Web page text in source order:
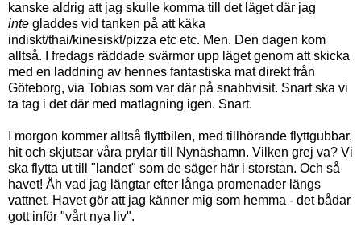
kanske aldrig att jag skulle komma till det läget där jag
inte gladdes vid tanken på att käka
indiskt/thai/kinesiskt/pizza etc etc. Men. Den dagen kom
alltså. I fredags räddade svärmor upp läget genom att skicka
med en laddning av hennes fantastiska mat direkt från
Göteborg, via Tobias som var där på snabbvisit. Snart ska vi
ta tag i det där med matlagning igen. Snart.
I morgon kommer alltså flyttbilen, med tillhörande flyttgubbar,
hit och skjutsar våra prylar till Nynäshamn. Vilken grej va? Vi
ska flytta ut till "landet" som de säger här i storstan. Och så
havet! Åh vad jag längtar efter långa promenader längs
vattnet. Havet gör att jag känner mig som hemma - det bådar
gott inför "vårt nya liv".